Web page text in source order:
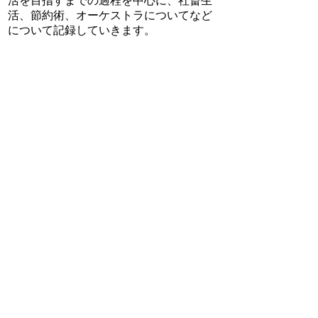
活、節約術、オーケストラについてなど
について記録していきます。